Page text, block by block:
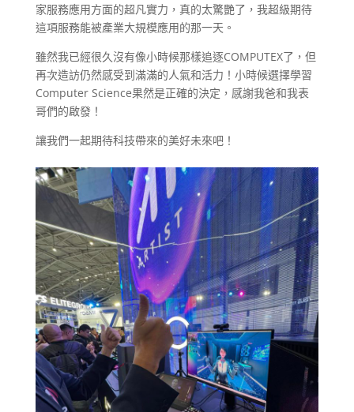
家服務應用方面的超凡實力，真的太驚艷了，我超級期待
這項服務能被產業大規模應用的那一天。
雖然我已經很久沒有像小時候那樣追逐COMPUTEX了，但
再次造訪仍然感受到滿滿的人氣和活力！小時候選擇學習
Computer Science果然是正確的決定，感謝我爸和我表
哥們的啟發！
讓我們一起期待科技帶來的美好未來吧！